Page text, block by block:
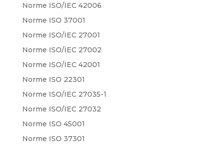
Norme ISO/IEC 42006
Norme ISO 37001
Norme ISO/IEC 27001
Norme ISO/IEC 27002
Norme ISO/IEC 42001
Norme ISO 22301
Norme ISO/IEC 27035-1
Norme ISO/IEC 27032
Norme ISO 45001
Norme ISO 37301